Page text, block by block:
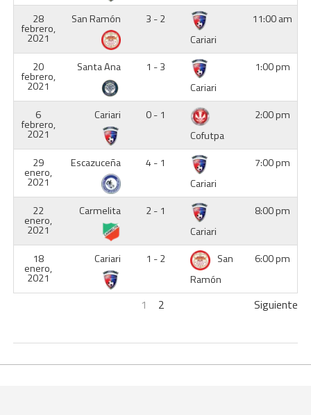
28
febrero,
2021
San Ramón
3 - 2
Cariari
11:00 am
20
febrero,
2021
Santa Ana
1 - 3
Cariari
1:00 pm
6
febrero,
2021
Cariari
0 - 1
Cofutpa
2:00 pm
29
enero,
2021
Escazuceña
4 - 1
Cariari
7:00 pm
22
enero,
2021
Carmelita
2 - 1
Cariari
8:00 pm
18
enero,
2021
Cariari 1 - 2
San
Ramón
6:00 pm
1 2 Siguiente